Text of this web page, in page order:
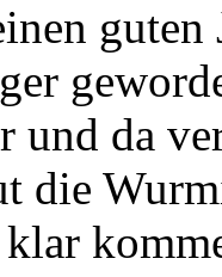
guten
und da
die